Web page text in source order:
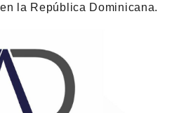
la República Dominicana.